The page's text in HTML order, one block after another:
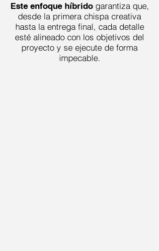
Este enfoque híbrido garantiza que,
desde la primera chispa creativa
hasta la entrega final, cada detalle
esté alineado con los objetivos del
proyecto y se ejecute de forma
impecable.